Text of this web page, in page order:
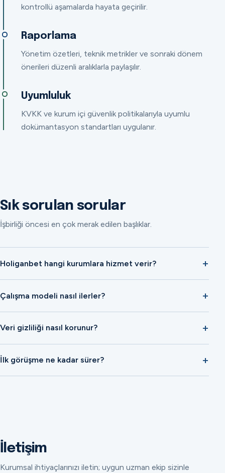
kontrollü aşamalarda hayata geçirilir.
Raporlama
Yönetim özetleri, teknik metrikler ve sonraki dönem
önerileri düzenli aralıklarla paylaşılır.
Uyumluluk
KVKK ve kurum içi güvenlik politikalarıyla uyumlu
dokümantasyon standartları uygulanır.
Sık sorulan sorular
İşbirliği öncesi en çok merak edilen başlıklar.
Holiganbet hangi kurumlara hizmet verir?
Çalışma modeli nasıl ilerler?
Veri gizliliği nasıl korunur?
İlk görüşme ne kadar sürer?
İletişim
Kurumsal ihtiyaçlarınızı iletin; uygun uzman ekip sizinle